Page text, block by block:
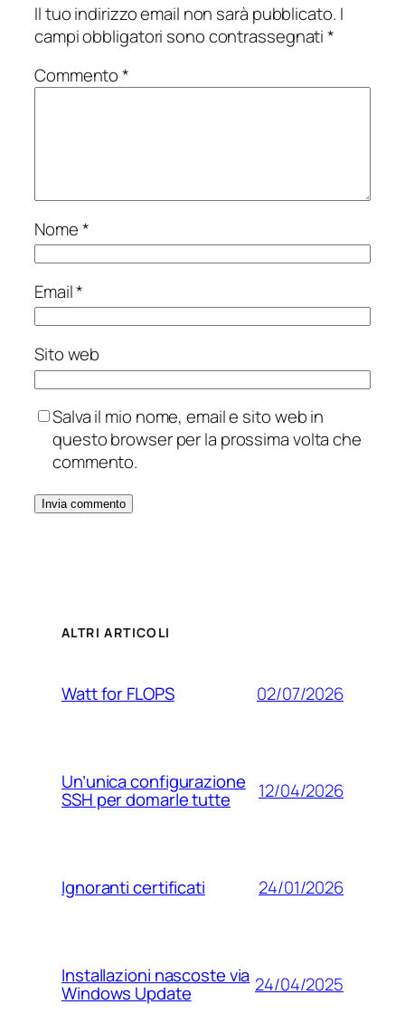
Il tuo indirizzo email non sarà pubblicato. I
campi obbligatori sono contrassegnati*
Commento*
Nome*
Email*
Sito web
Salva il mio nome, email e sito web in
questo browser per la prossima volta che
commento.
ALTRI ARTICOLI
Watt for FLOPS 02/07/2026
Un’unica configurazione
SSH per domarle tutte 12/04/2026
Ignoranti certificati 24/01/2026
Installazioni nascoste via
Windows Update 24/04/2025